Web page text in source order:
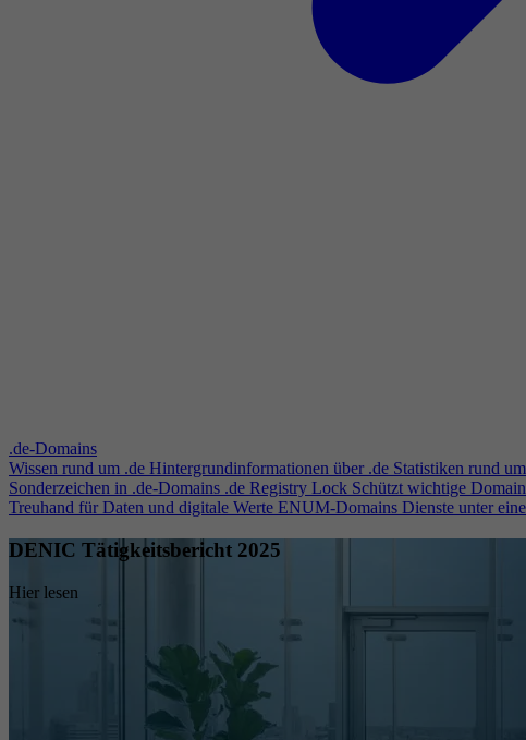
.de-Domains
Wissen rund um .de Hintergrundinformationen über .de Statistiken rund
Sonderzeichen in .de-Domains .de Registry Lock Schützt wichtige
Treuhand für Daten und digitale Werte ENUM-Domains Dienste unter
DENIC Tätigkeitsbericht 2025
Hier lesen